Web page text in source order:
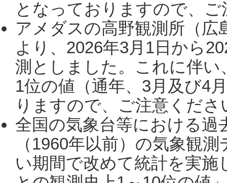
となっておりますので、
アメダスの高野観測所（
より、2026年3月1日から
測としました。これに伴い
1位の値（通年、3月及び4
りますので、ご注意くだ
全国の気象台等における過
（1960年以前）の気象観
い期間で改めて統計を実